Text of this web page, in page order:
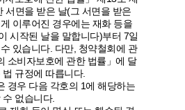
서면을 받은 날(그 서면을 받은
이루어진 경우에는 재화 등을
시작된 날을 말합니다)부터 7일
있습니다. 다만, 청약철회에 관
소비자보호에 관한 법률」에 달
규정에 따릅니다.
경우 다음 각호의 1에 해당하는
없습니다.